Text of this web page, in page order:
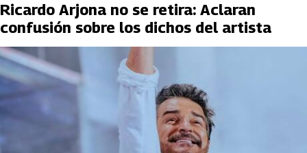
Ricardo Arjona no se retira: Aclaran
confusión sobre los dichos del artista